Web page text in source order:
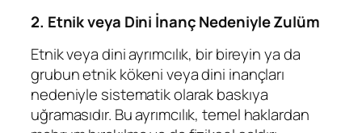
2. Etnik veya Dini İnanç Nedeniyle Zulüm
Etnik veya dini ayrımcılık, bir bireyin ya da
grubun etnik kökeni veya dini inançları
nedeniyle sistematik olarak baskıya
uğramasıdır. Bu ayrımcılık, temel haklardan